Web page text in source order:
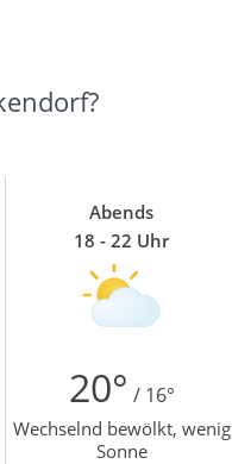
Abends
18 - 22 Uhr
20° / 16°
Wechselnd bewölkt, wenig
Sonne